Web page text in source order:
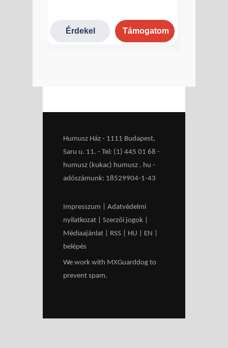
Humusz Ház - 1111 Budapest,
Saru u. 11. - Tel: (1) 445 01 68 -
humusz (kukac) humusz . hu -
adószámunk: 18529904-1-43
Impresszum
Adatvédelmi
nyilatkozat
Szerzői jogok
Médiaajánlat
RSS HU EN
belépés
We work with MXGuarddog to
prevent spam.